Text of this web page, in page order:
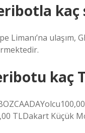
kaç
Limanı’na ulaşım,
kaç
TLDakart Küçük